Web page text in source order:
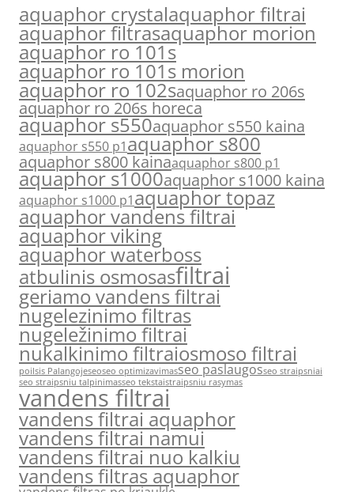
aquaphor crystalaquaphor filtrai
aquaphor filtrasaquaphor morion
aquaphor ro 101s
aquaphor ro 101s morion
aquaphor ro 102saquaphor ro 206s
aquaphor ro 206s horeca
aquaphor s550aquaphor s550 kaina
aquaphor s550 p1aquaphor s800
aquaphor s800 kainaaquaphor s800 p1
aquaphor s1000aquaphor s1000 kaina
aquaphor s1000 p1aquaphor topaz
aquaphor vandens filtrai
aquaphor viking
aquaphor waterboss
atbulinis osmosasfiltrai
geriamo vandens filtrai
nugelezinimo filtras
nugeležinimo filtrai
nukalkinimo filtraiosmoso filtrai
poilsis Palangojeseoseo optimizavimasseo paslaugosseo straipsniai
seo straipsniu talpinimasseo tekstaistraipsniu rasymas
vandens filtrai
vandens filtrai aquaphor
vandens filtrai namui
vandens filtrai nuo kalkiu
vandens filtras aquaphor